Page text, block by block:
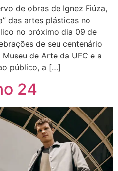
de obras de Ignez Fiúza,
das artes plásticas no
no próximo dia 09 de
de seu centenário
de Arte da UFC e a
público, a […]
24